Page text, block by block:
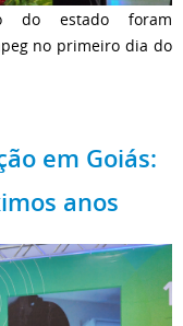
do estado foram
no primeiro dia do
em Goiás:
anos